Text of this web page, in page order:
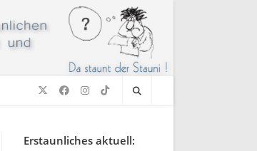
Erstaunliches aktuell: